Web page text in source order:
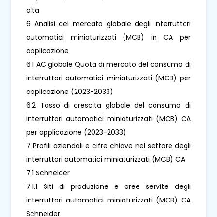
alta
6 Analisi del mercato globale degli interruttori
automatici miniaturizzati (MCB) in CA per
applicazione
6.1 AC globale Quota di mercato del consumo di
interruttori automatici miniaturizzati (MCB) per
applicazione (2023-2033)
6.2 Tasso di crescita globale del consumo di
interruttori automatici miniaturizzati (MCB) CA
per applicazione (2023-2033)
7 Profili aziendali e cifre chiave nel settore degli
interruttori automatici miniaturizzati (MCB) CA
7.1 Schneider
7.1.1 Siti di produzione e aree servite degli
interruttori automatici miniaturizzati (MCB) CA
Schneider